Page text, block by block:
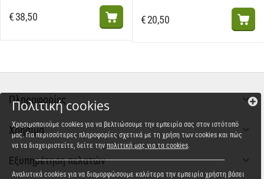
€38,50 €20,50
Πληροφορίες
Χρήσιμα
Εξυπηρέτηση πελατών
Πολιτική cookies
Χρησιμοποιούμε cookies για να βελτιώσουμε την εμπειρία σας στον ιστότοπό
μας. Για περισσότερες πληροφορίες σχετικά με τη χρήση των cookies και πώς
να τα διαχειριστείτε, δείτε την πολιτική μας για τα cookies.
Αναλυτικά cookies για να διαμορφώσουμε καλύτερα την εμπειρία χρήστη βάσει